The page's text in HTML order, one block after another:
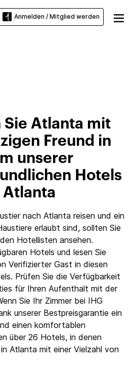
Anmelden / Mitglied werden
Sie Atlanta mit
Freund in
unserer
Hotels
Atlanta
nach Atlanta reisen und ein
erlaubt sind, sollten Sie
Hotellisten ansehen.
Hotels und lesen Sie
Verifizierter Gast in diesen
Prüfen Sie die Verfügbarkeit
für Ihren Aufenthalt mit der
Sie Ihr Zimmer bei IHG
unserer Bestpreisgarantie ein
einen komfortablen
über 26 Hotels, in denen
Atlanta mit einer Vielzahl von